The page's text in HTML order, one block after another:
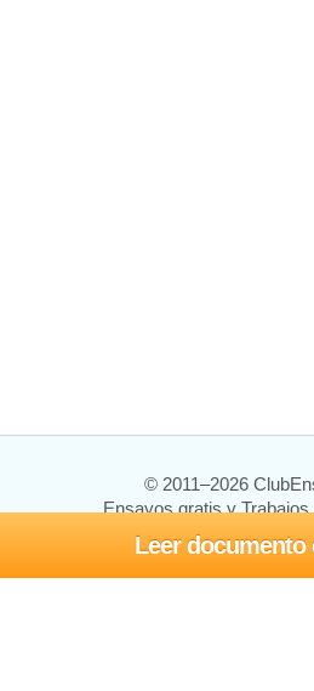
Leer documento
© 2011–2026
Ensayos gratis y Trabajos